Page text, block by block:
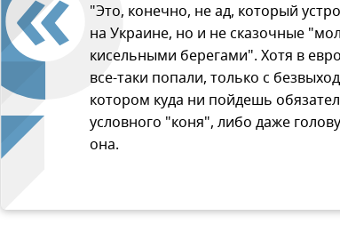
"Это, конечно, не ад, который
на Украине, но и не сказочные
кисельными берегами". Хотя в
все-таки попали, только с
котором куда ни пойдешь
условного "коня", либо даже
она.